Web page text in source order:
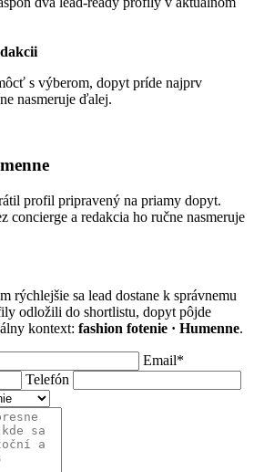
s výberom, dopyt príde najprv
nasmeruje ďalej.
profil pripravený na priamy dopyt.
concierge a redakcia ho ručne nasmeruje
rýchlejšie sa lead dostane k správnemu
odložili do shortlistu, dopyt pôjde
kontext: fashion fotenie · Humenne.
Email*
Telefón